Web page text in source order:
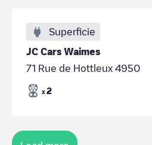
Superficie
JC Cars Waimes
71 Rue de Hottleux 4950
x 2